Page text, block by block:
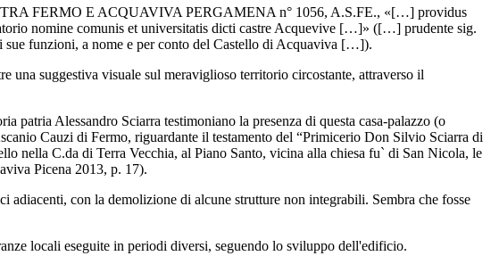
TRA FERMO E ACQUAVIVA PERGAMENA n° 1056, A.S.FE., «[…] providus
nomine comunis et universitatis dicti castre Acquevive […]» ([…] prudente sig.
funzioni, a nome e per conto del Castello di Acquaviva […]).
una suggestiva visuale sul meraviglioso territorio circostante, attraverso il
Alessandro Sciarra testimoniano la presenza di questa casa-palazzo (o
Cauzi di Fermo, riguardante il testamento del “Primicerio Don Silvio Sciarra di
nella C.da di Terra Vecchia, al Piano Santo, vicina alla chiesa fu` di San Nicola, le
Picena 2013, p. 17).
con la demolizione di alcune strutture non integrabili. Sembra che fosse
locali eseguite in periodi diversi, seguendo lo sviluppo dell'edificio.